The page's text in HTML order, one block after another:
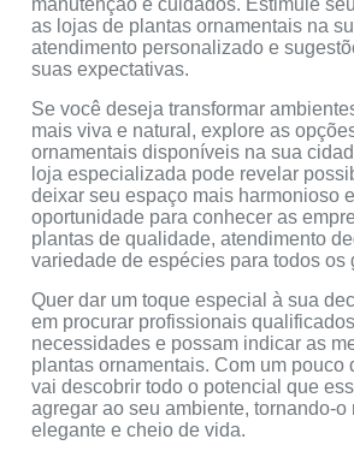
as lojas de plantas ornamentais na
atendimento personalizado e
suas expectativas.
Se você deseja transformar
mais viva e natural, explore as
ornamentais disponíveis na sua
loja especializada pode revelar
deixar seu espaço mais harmonioso
oportunidade para conhecer as
plantas de qualidade, atendimento
variedade de espécies para todos os
Quer dar um toque especial à sua
em procurar profissionais
necessidades e possam indicar as
plantas ornamentais. Com um pouco
vai descobrir todo o potencial que
agregar ao seu ambiente, tornando-o
elegante e cheio de vida.